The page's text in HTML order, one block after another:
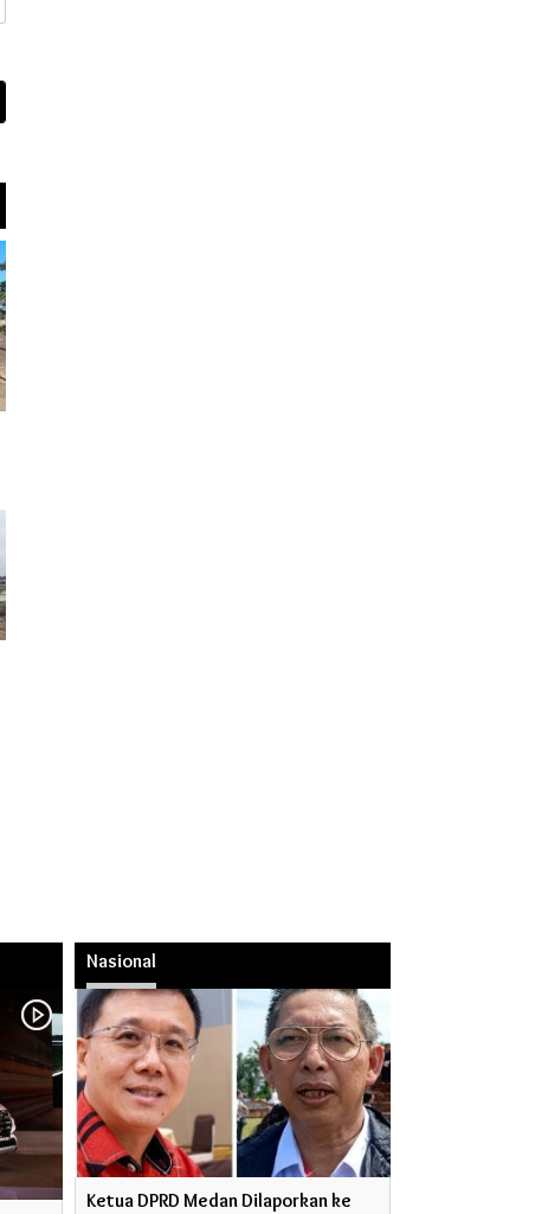
Nasional
Ketua DPRD Medan Dilaporkan ke